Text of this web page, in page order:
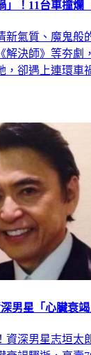
」！11台車撞
新氣質、魔鬼般
解決師》等夯劇
，卻遇上連環車
男星「心臟衰竭
資深男星志垣太